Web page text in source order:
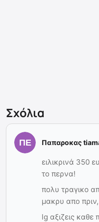
Σχόλια
Παπαροκας
ειλικρινά 350
το περνα!
πολυ τραγικο
μακρυ απο
lg αξιζεις